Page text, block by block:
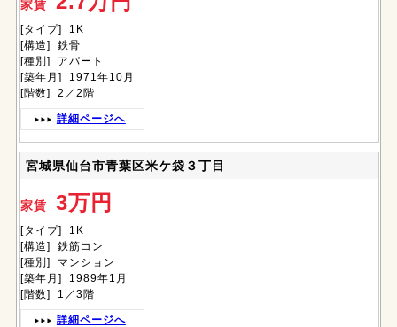
家賃
[タイプ] 1K
[構造] 鉄骨
[種別] アパート
[築年月] 1971年10月
[階数] 2／2階
詳細ページへ
宮城県仙台市青葉区米ケ袋３丁目
家賃 3万円
[タイプ] 1K
[構造] 鉄筋コン
[種別] マンション
[築年月] 1989年1月
[階数] 1／3階
詳細ページへ